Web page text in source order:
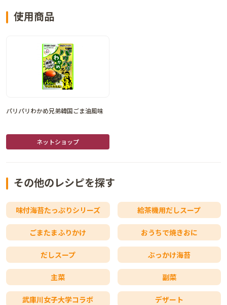
使用商品
パリパリわかめ兄弟韓国ごま油風味
ネットショップ
その他のレシピを探す
味付海苔たっぷりシリーズ 給茶機用だしスープ
ごまたまふりかけ おうちで焼きおに
だしスープ ぶっかけ海苔
主菜 副菜
武庫川女子大学コラボ デザート